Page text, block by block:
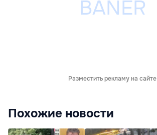
Разместить рекламу на сайте
Похожие новости